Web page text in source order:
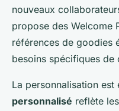
nouveaux
propose des Welcome
références de goodies
besoins spécifiques de
La personnalisation est
personnalisé reflète